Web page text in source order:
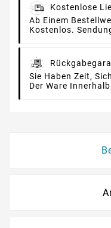
Kostenlose
Ab Einem
Kostenlos.
Sie Haben Zeit,
Der Ware